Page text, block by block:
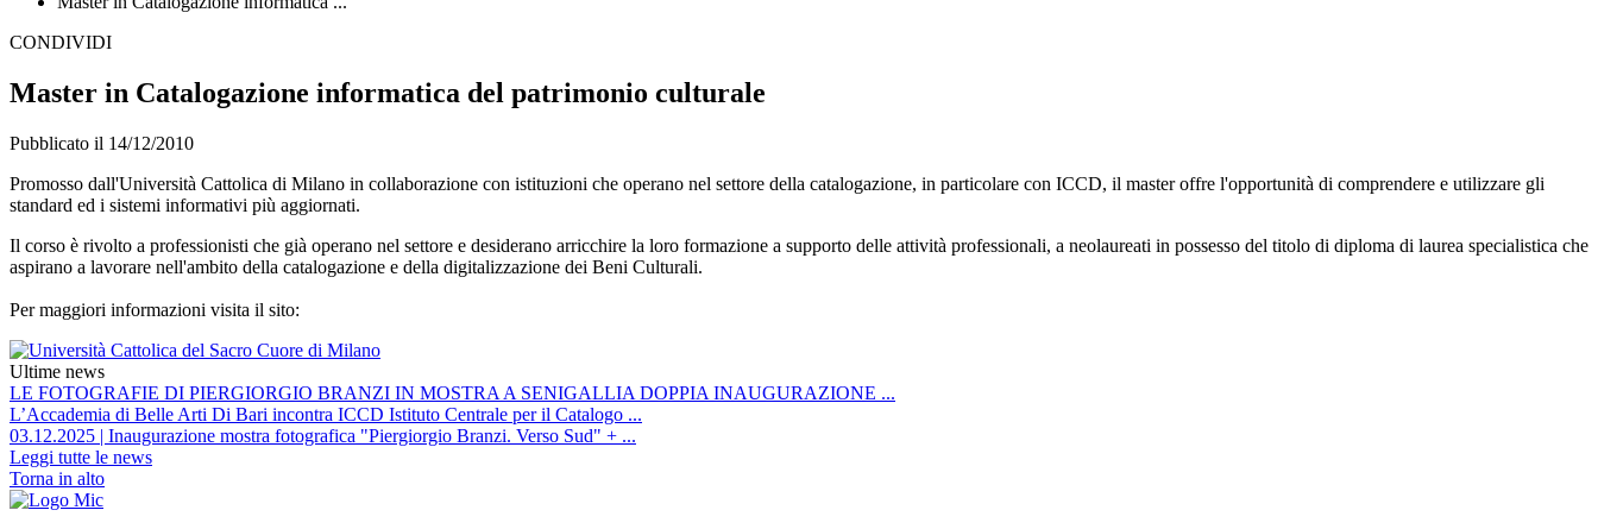
CONDIVIDI
Master in Catalogazione informatica del patrimonio culturale
Pubblicato il 14/12/2010
Promosso dall'Università Cattolica di Milano in collaborazione con istituzioni che operano nel settore della catalogazione, in particolare con ICCD, il master offre l'opportunità di comprendere e utilizzare gli
standard ed i sistemi informativi più aggiornati.
Il corso è rivolto a professionisti che già operano nel settore e desiderano arricchire la loro formazione a supporto delle attività professionali, a neolaureati in possesso del titolo di diploma di laurea specialistica che
aspirano a lavorare nell'ambito della catalogazione e della digitalizzazione dei Beni Culturali.
Per maggiori informazioni visita il sito:
Ultime news
LE FOTOGRAFIE DI PIERGIORGIO BRANZI IN MOSTRA A SENIGALLIA DOPPIA INAUGURAZIONE ...
L’Accademia di Belle Arti Di Bari incontra ICCD Istituto Centrale per il Catalogo ...
03.12.2025 | Inaugurazione mostra fotografica "Piergiorgio Branzi. Verso Sud" + ...
Leggi tutte le news
Torna in alto